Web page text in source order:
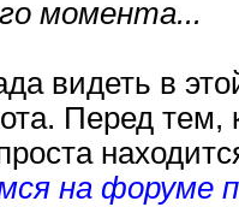
момента...
видеть в
Перед тем,
на форуме